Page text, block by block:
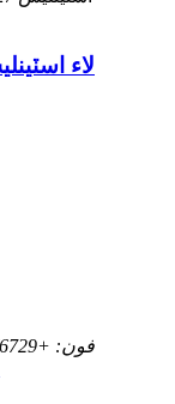
فون: +8615832176729